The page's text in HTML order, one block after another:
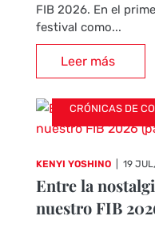
FIB 2026. En el
festival como...
Leer más
CRÓNICAS DE
KENYI YOSHINO 19
Entre la
nuestro FIB